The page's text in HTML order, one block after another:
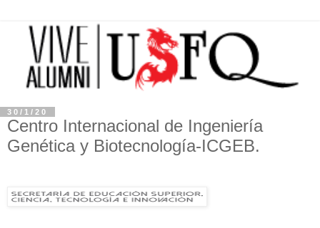
30/1/20
Centro Internacional de Ingeniería
Genética y Biotecnología-ICGEB.